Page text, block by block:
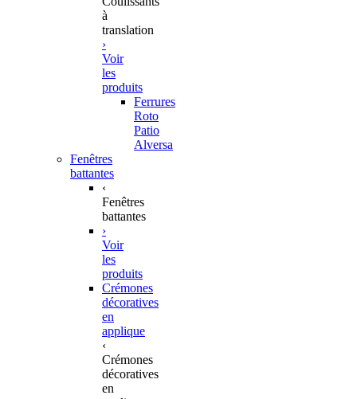
à
translation
›
Voir
les
produits
Ferrures
Roto
Patio
Alversa
Fenêtres
battantes
‹
Fenêtres
battantes
›
Voir
les
produits
Crémones
décoratives
en
applique
‹
Crémones
décoratives
en